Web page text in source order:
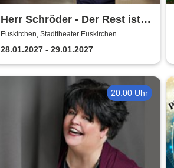
Herr Schröder - Der Rest ist
Hausaufgabe
Euskirchen, Stadttheater Euskirchen
28.01.2027 - 29.01.2027
20:00 Uhr